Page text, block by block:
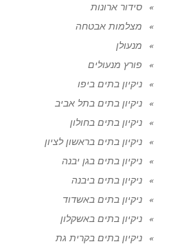
סידור ארונות
מצלמות אבטחה
מנעולן
פורץ מנעולים
ניקיון בתים ביפו
ניקיון בתים בתל אביב
ניקיון בתים בחולון
ניקיון בתים בראשון לציון
ניקיון בתים בגן יבנה
ניקיון בתים ביבנה
ניקיון בתים באשדוד
ניקיון בתים באשקלון
ניקיון בתים בקרית גת